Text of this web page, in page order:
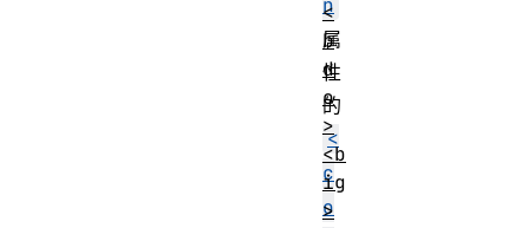
n
属
性
的
<
c
o
<
b
d
o
>
<b
ig
>